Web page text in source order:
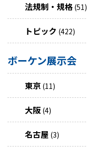
法規制・規格 (51)
トピック (422)
ボーケン展示会
東京 (11)
大阪 (4)
名古屋 (3)